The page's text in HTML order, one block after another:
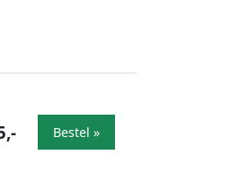
Bestel »